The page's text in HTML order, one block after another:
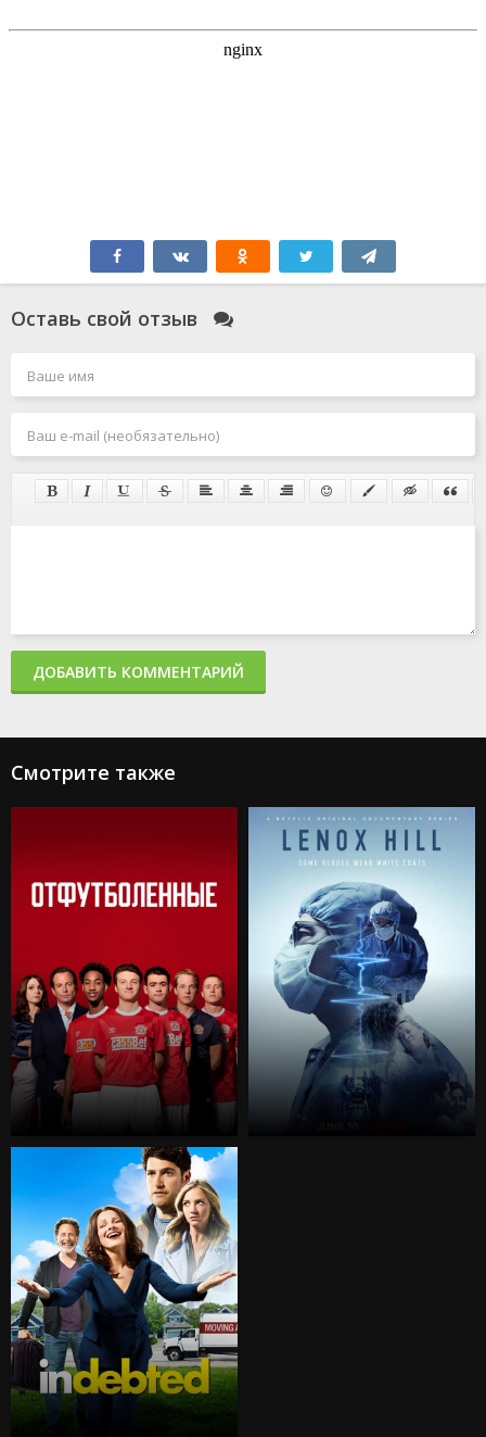
Оставь свой отзыв
ДОБАВИТЬ КОММЕНТАРИЙ
Смотрите также